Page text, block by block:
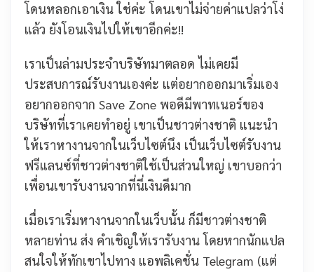
โดนหลอกเอาเงินใช่ค่ะ โดนเขาไม่จ่ายค่าแปลว่าโง่
แล้ว ยังโอนเงินไปให้เขาอีกค่ะ!!
เราเป็นล่ามประจำบริษัทมาตลอด ไม่เคยมี
ประสบการณ์รับงานเองค่ะ แต่อยากออกมาเริ่มเอง
อยากออกจาก Save Zone พอดีมีพาทเนอร์ของ
บริษัทที่เราเคยทำอยู่ เขาเป็นชาวต่างชาติ แนะนำ
ให้เราหางานจากในเว็บไซต์นึง เป็นเว็บไซต์รับงาน
ฟรีแลนซ์ที่ชาวต่างชาติใช้เป็นส่วนใหญ่ เขาบอกว่า
เพื่อนเขารับงานจากที่นี่เงินดีมาก
เมื่อเราเริ่มหางานจากในเว็บนั้น ก็มีชาวต่างชาติ
หลายท่าน ส่ง คำเชิญให้เรารับงาน โดยหากนักแปล
สนใจให้ทักเขาไปทาง แอพลิเคชั่น Telegram (แต่